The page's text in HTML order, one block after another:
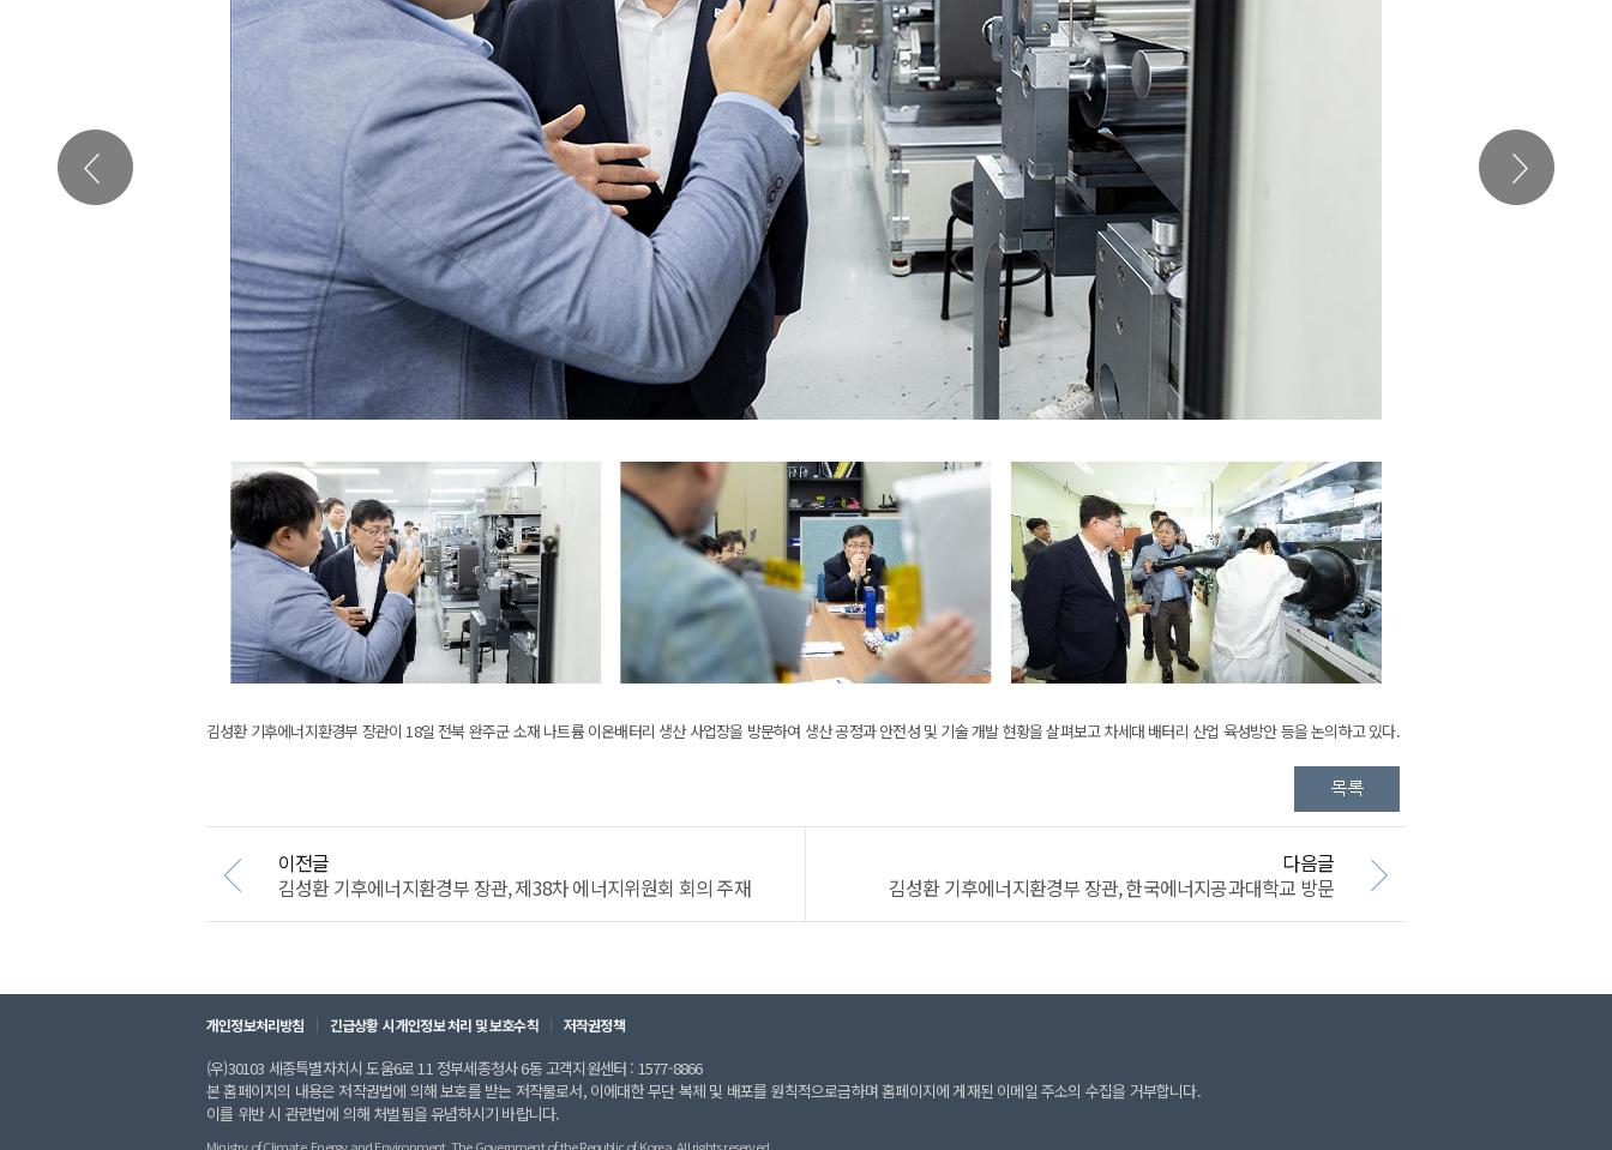
김성환 기후에너지환경부 장관이 18일 전북 완주군 소재 나트륨 이온배터리 생산 사업장을 방문하여 생산 공정과 안전성 및 기술 개발 현황을 살펴보고 차세대 배터리 산업 육성방안 등을 논의하고 있다.
이전글
김성환 기후에너지환경부 장관, 제38차 에너지위원회 회의 주재
다음글
김성환 기후에너지환경부 장관, 한국에너지공과대학교 방문
개인정보처리방침 긴급상황 시 개인정보 처리 및 보호수칙 저작권정책
(우)30103 세종특별자치시 도움6로 11 정부세종청사 6동 고객지원센터 : 1577-8866
본 홈페이지의 내용은 저작권법에 의해 보호를 받는 저작물로서, 이에대한 무단 복제 및 배포를 원칙적으로금하며 홈페이지에 게재된 이메일 주소의 수집을 거부합니다.
이를 위반 시 관련법에 의해 처벌됨을 유념하시기 바랍니다.